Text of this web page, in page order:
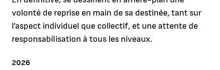
volonté de reprise en main de sa destinée, tant sur
l'aspect individuel que collectif, et une attente de
responsabilisation à tous les niveaux.
ANNÉE
2026